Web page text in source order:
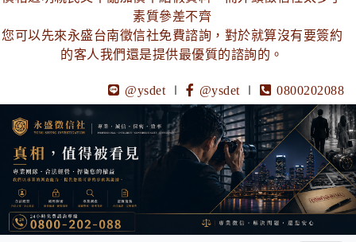
素質參差不齊
您可以先來永盛台南徵信社免費諮詢，對於就算沒有要簽約
的客人我們還是提供最優質的諮詢的。
@ysdet ∣ @ysdet ∣ 0800202088